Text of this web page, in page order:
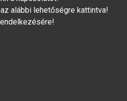
alábbi lehetőségre kattintva!